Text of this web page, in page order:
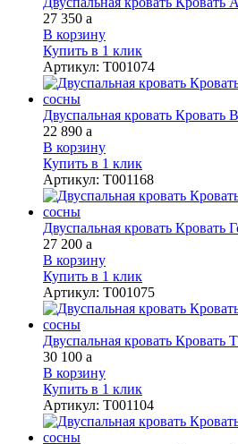
27 350 a
В корзину
Купить в 1 клик
Артикул: Т001074
Двуспальная кровать Кровать
22 890 a
В корзину
Купить в 1 клик
Артикул: Т001168
Двуспальная кровать Кровать
27 200 a
В корзину
Купить в 1 клик
Артикул: Т001075
Двуспальная кровать Кровать
30 100 a
В корзину
Купить в 1 клик
Артикул: Т001104